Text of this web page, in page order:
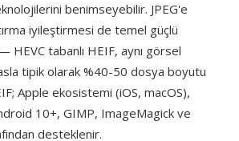
benimseyebilir. JPEG'e
iyileştirmesi de temel güçlü
tabanlı HEIF, aynı görsel
tipik olarak %40-50 dosya boyutu
Apple ekosistemi (iOS, macOS),
10+, GIMP, ImageMagick ve
desteklenir.